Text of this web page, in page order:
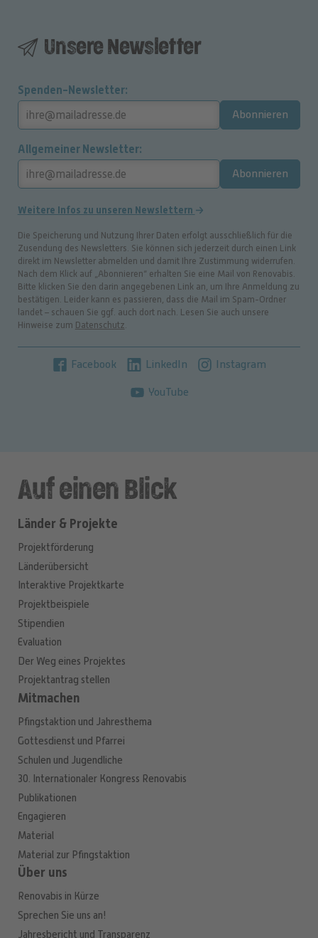
Unsere Newsletter
Spenden-Newsletter
Abonnieren
Allgemeiner Newsletter
Abonnieren
Weitere Infos zu unseren Newslettern
Die Speicherung und Nutzung Ihrer Daten erfolgt ausschließlich für die
Zusendung des Newsletters. Sie können sich jederzeit durch einen Link
direkt im Newsletter abmelden und damit Ihre Zustimmung widerrufen.
Nach dem Klick auf „Abonnieren“ erhalten Sie eine Mail von Renovabis.
Bitte klicken Sie den darin angegebenen Link an, um Ihre Anmeldung zu
bestätigen. Leider kann es passieren, dass die Mail im Spam-Ordner
landet – schauen Sie ggf. auch dort nach. Lesen Sie auch unsere
Hinweise zum Datenschutz.
Facebook LinkedIn Instagram
YouTube
Auf einen Blick
Länder & Projekte
Projektförderung
Länderübersicht
Interaktive Projektkarte
Projektbeispiele
Stipendien
Evaluation
Der Weg eines Projektes
Projektantrag stellen
Mitmachen
Pfingstaktion und Jahresthema
Gottesdienst und Pfarrei
Schulen und Jugendliche
30. Internationaler Kongress Renovabis
Publikationen
Engagieren
Material
Material zur Pfingstaktion
Über uns
Renovabis in Kürze
Sprechen Sie uns an!
Jahresbericht und Transparenz